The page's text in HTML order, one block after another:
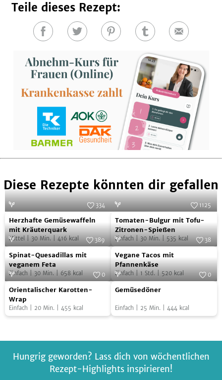
Teile dieses Rezept:
Auf
teilen
Auf
teilen
Auf
teilen
Auf
teilen
E-
Diese Rezepte könnten dir gefallen
Herzhafte
Gemüsewaffeln
mit
Kräuterquark
SevenCooks
334
Herzhafte Gemüsewaffeln
mit Kräuterquark
Mittel 30 Min. 416 kcal
Tomaten-
Bulgur
mit
Tofu-
Zitronen-
Spießen
Foto: SevenCooks
1125
Tomaten-Bulgur mit Tofu-
Zitronen-Spießen
Einfach 30 Min. 535 kcal
Spinat-
Quesadillas
mit
veganem
Feta
Foto: SevenCooks
389
Spinat-Quesadillas mit
veganem Feta
Einfach 30 Min. 658 kcal
Vegane
Tacos
mit
Pfannenkäse
38
Vegane Tacos mit
Pfannenkäse
Einfach 1 Std. 520 kcal
Orientalischer
Karotten-
Wrap
0
Orientalischer Karotten-
Wrap
Einfach 20 Min. 455 kcal
Gemüsedöner
0
Gemüsedöner
Einfach 25 Min. 444 kcal
Hungrig geworden? Lass dich von wöchentlichen
Rezept-Highlights inspirieren!